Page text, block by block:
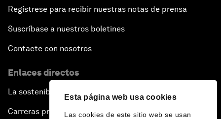
Esta página web usa cookies
Las cookies de este sitio web se usan
Regístrese para recibir nuestras notas de prensa
Suscríbase a nuestros boletines
Contacte con nosotros
Enlaces directos
La sostenibilidad en el Foro
Carreras profesionales